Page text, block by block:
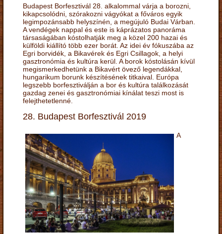
Budapest Borfesztivál 28. alkalommal várja a borozni,
kikapcsolódni, szórakozni vágyókat a főváros egyik
legimpozánsabb helyszínén, a megújuló Budai Várban.
A vendégek nappal és este is káprázatos panoráma
társaságában kóstolhatják meg a közel 200 hazai és
külföldi kiállító több ezer borát. Az idei év fókuszába az
Egri borvidék, a Bikavérek és Egri Csillagok, a helyi
gasztronómia és kultúra kerül. A borok kóstolásán kívül
megismerkedhetünk a Bikavért övező legendákkal,
hungarikum borunk készítésének titkaival. Európa
legszebb borfesztiválján a bor és kultúra találkozását
gazdag zenei és gasztronómiai kínálat teszi most is
felejthetetlenné.
28. Budapest Borfesztivál 2019
A